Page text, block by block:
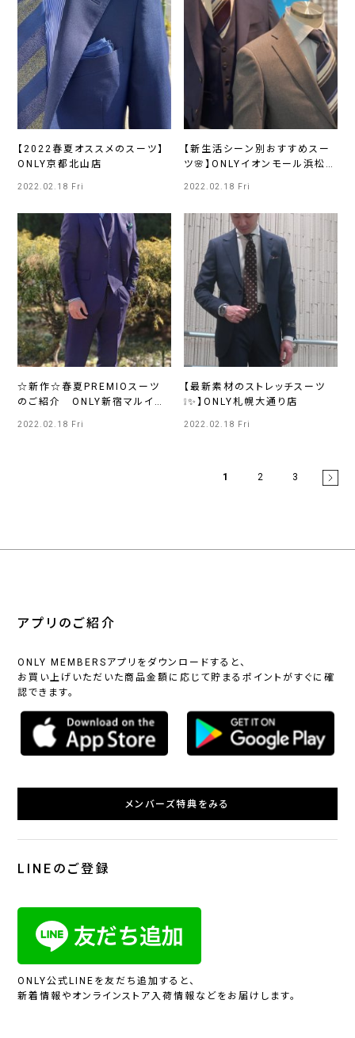
【2022春夏オススメのスーツ】
ONLY京都北山店
2022.02.18 Fri
【新生活シーン別おすすめスー
ツ🌸】ONLYイオンモール浜松市
2022.02.18 Fri
☆新作☆春夏PREMIOスーツ
のご紹介 ONLY新宿マルイア
2022.02.18 Fri
【最新素材のストレッチスーツ
❕✨】ONLY札幌大通り店
2022.02.18 Fri
1 2 3
アプリのご紹介
ONLY MEMBERSアプリをダウンロードすると、
お買い上げいただいた商品金額に応じて貯まるポイントがすぐに確
認できます。
メンバーズ特典をみる
LINEのご登録
ONLY公式LINEを友だち追加すると、
新着情報やオンラインストア入荷情報などをお届けします。